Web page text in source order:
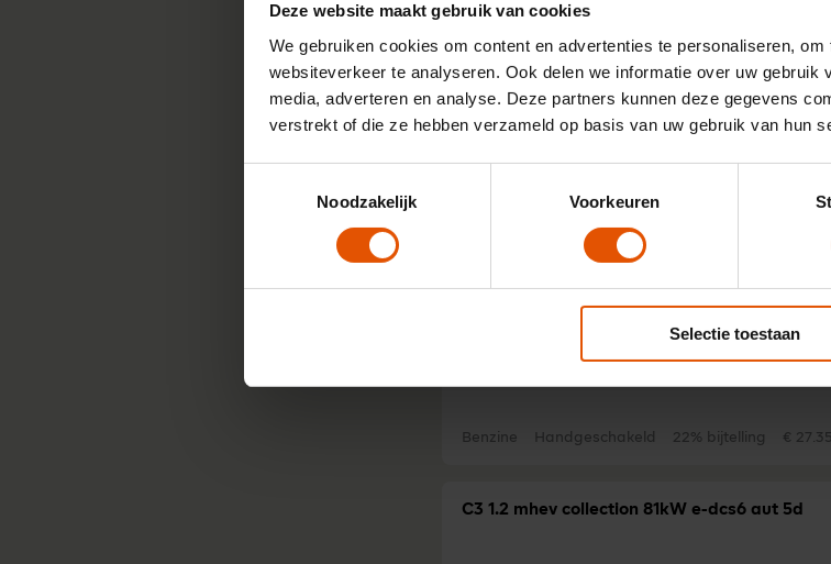
Deze website maakt gebruik van cookies
We gebruiken cookies om content en advertenties te personaliseren,
websiteverkeer te analyseren. Ook delen we informatie over uw
media, adverteren en analyse. Deze partners kunnen deze gegevens
verstrekt of die ze hebben verzameld op basis van uw gebruik van hun
Noodzakelijk
Voorkeuren
Selectie toestaan
C3 1.2 mhev plus 81kW e-dcs6 aut 5d
Benzine Automaat 22% bijtelling € 26.600,00
C3 1.2t puretech collection 74kW 5d
Benzine Handgeschakeld 22% bijtelling €
C3 1.2 mhev collection 81kW e-dcs6 aut 5d